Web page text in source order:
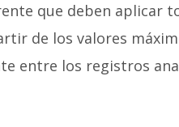
que deben aplicar
de los valores
entre los registros